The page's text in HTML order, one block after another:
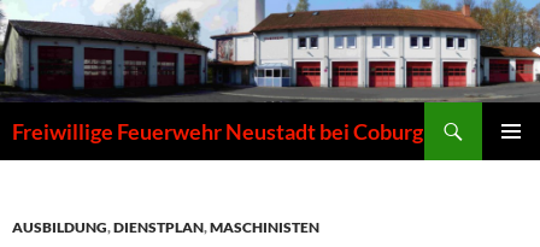
Zum
Inhalt
springen
Freiwillige Feuerwehr Neustadt bei Coburg
AUSBILDUNG,DIENSTPLAN,MASCHINISTEN